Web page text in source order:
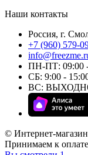
Наши контакты
Россия, г.
+7 (960) 579-
ПН-ПТ: 09:00
СБ: 9:00 -
ВС:
© Интернет-
Принимаем к